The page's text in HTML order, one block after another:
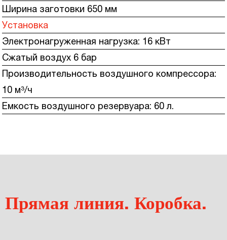
Ширина заготовки 650 мм
Установка
Электронагруженная нагрузка: 16 кВт
Сжатый воздух 6 бар
Производительность воздушного компрессора:
10 м³/ч
Емкость воздушного резервуара: 60 ​​л.
Прямая линия. Коробка.